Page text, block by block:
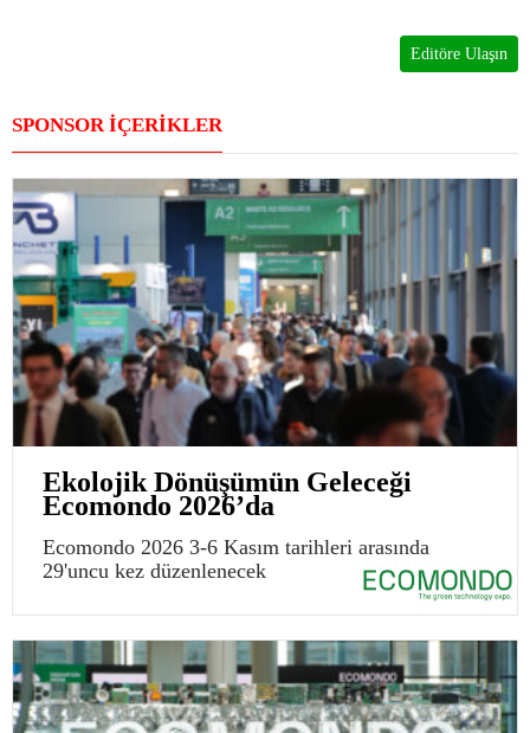
Editöre Ulaşın
SPONSOR İÇERİKLER
Ekolojik Dönüşümün Geleceği
Ecomondo 2026’da
Ecomondo 2026 3-6 Kasım tarihleri arasında
29'uncu kez düzenlenecek